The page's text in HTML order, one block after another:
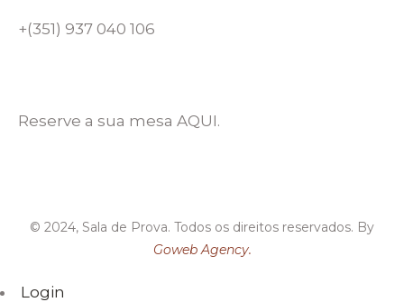
+(351) 937 040 106
Reserve a sua mesa AQUI.
© 2024, Sala de Prova. Todos os direitos reservados. By
Goweb Agency.
Login